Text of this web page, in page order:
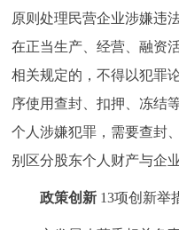
原则处理民营企业涉嫌违
在正当生产、经营、融资
相关规定的，不得以犯罪
序使用查封、扣押、冻结
个人涉嫌犯罪，需要查封
别区分股东个人财产与企
政策创新 13项创新举